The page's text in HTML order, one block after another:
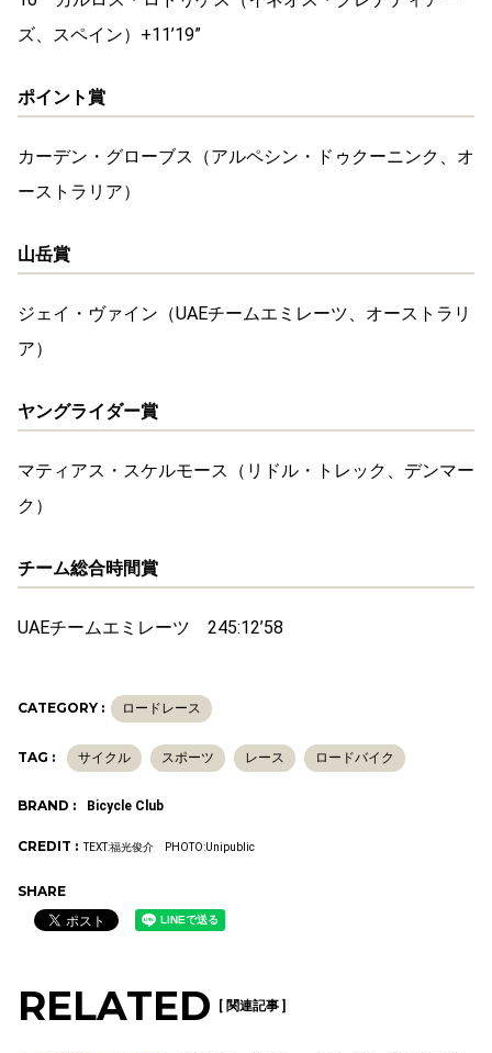
ズ、スペイン）+11’19”
ポイント賞
カーデン・グローブス（アルペシン・ドゥクーニンク、オ
ーストラリア）
山岳賞
ジェイ・ヴァイン（UAEチームエミレーツ、オーストラリ
ア）
ヤングライダー賞
マティアス・スケルモース（リドル・トレック、デンマー
ク）
チーム総合時間賞
UAEチームエミレーツ 245:12’58
CATEGORY : ロードレース
TAG : サイクル スポーツ レース ロードバイク
BRAND : Bicycle Club
CREDIT : TEXT:福光俊介 PHOTO:Unipublic
SHARE
RELATED [ 関連記事 ]